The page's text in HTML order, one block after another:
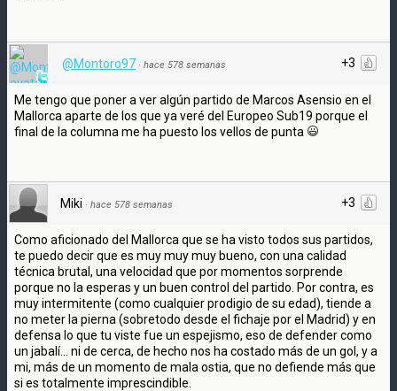
+3
@Montoro97 · hace 578 semanas
Me tengo que poner a ver algún partido de Marcos Asensio en el
Mallorca aparte de los que ya veré del Europeo Sub19 porque el
final de la columna me ha puesto los vellos de punta
+3
Miki · hace 578 semanas
Como aficionado del Mallorca que se ha visto todos sus partidos,
te puedo decir que es muy muy muy bueno, con una calidad
técnica brutal, una velocidad que por momentos sorprende
porque no la esperas y un buen control del partido. Por contra, es
muy intermitente (como cualquier prodigio de su edad), tiende a
no meter la pierna (sobretodo desde el fichaje por el Madrid) y en
defensa lo que tu viste fue un espejismo, eso de defender como
un jabalí... ni de cerca, de hecho nos ha costado más de un gol, y a
mi, más de un momento de mala ostia, que no defiende más que
si es totalmente imprescindible.